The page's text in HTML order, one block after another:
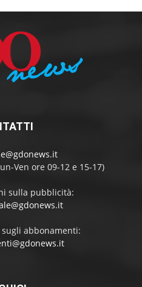
Ven ore 09-12 e 15-17)
sulla pubblicità:
abbonamenti: